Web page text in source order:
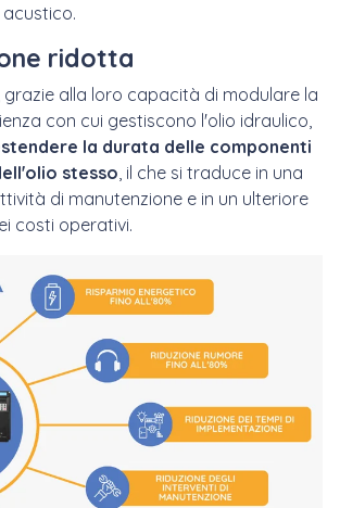
ridotta
grazie alla loro capacità di modulare la
con cui gestiscono l'olio idraulico,
la durata delle componenti
stesso, il che si traduce in una
di manutenzione e in un ulteriore
costi operativi.